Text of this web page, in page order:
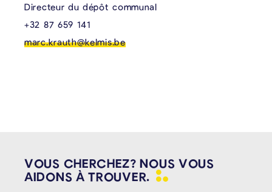
Directeur du dépôt communal
+32 87 659 141
marc.krauth@kelmis.be
VOUS CHERCHEZ? NOUS VOUS
AIDONS ÀTROUVER.